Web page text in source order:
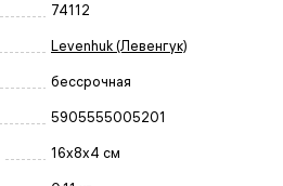
74112
Levenhuk (Левенгук)
бессрочная
5905555005201
16x8x4 см